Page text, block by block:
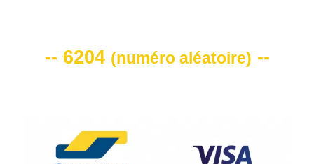
-- 6204 (numéro aléatoire) --